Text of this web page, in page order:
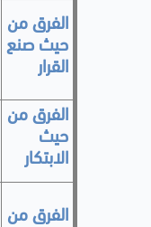
الفرق من
حيث صنع
القرار
الفرق من
حيث
الابتكار
الفرق من